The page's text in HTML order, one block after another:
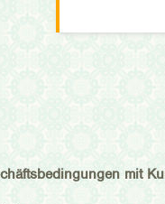
mit